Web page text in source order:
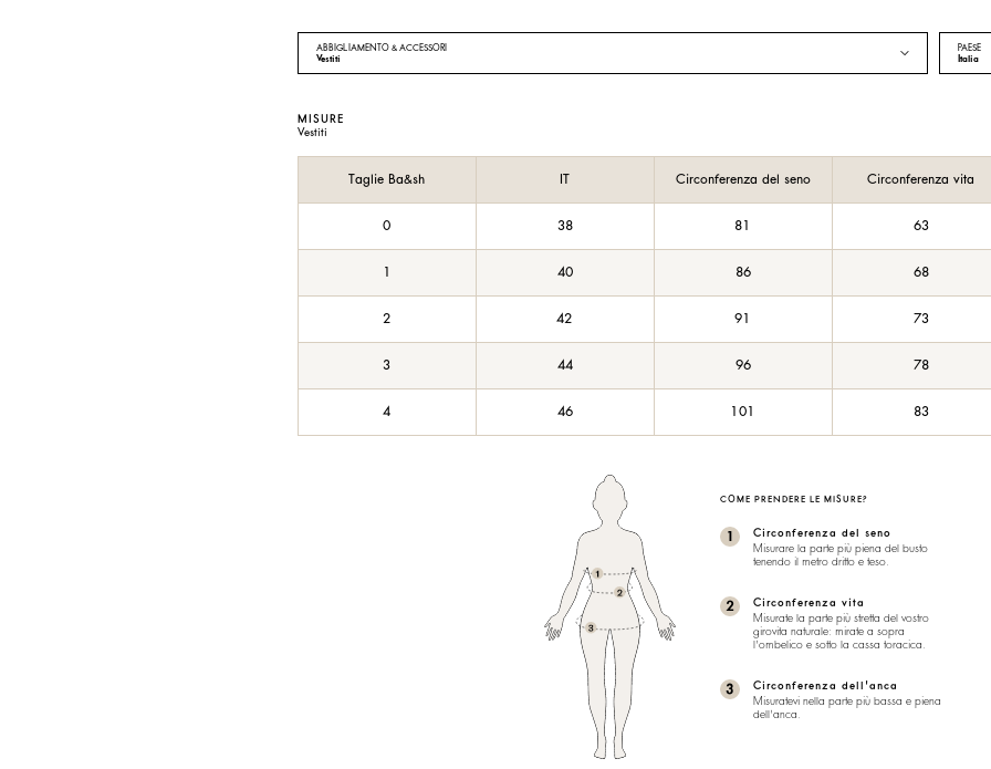
ABBIGLIAMENTO & ACCESSORI
Vestiti
PAESE
Italia
MISURE
Vestiti
Taglie Ba&sh IT Circonferenza del seno Circonferenza vita
0 38 81 63
1 40 86 68
2 42 91 73
3 44 96 78
4 46 101 83
COME PRENDERE LE MISURE?
Circonferenza del seno
Misurare la parte più piena del busto
tenendo il metro dritto e teso.
Circonferenza vita
Misurate la parte più stretta del vostro
girovita naturale: mirate a sopra
l'ombelico e sotto la cassa toracica.
Circonferenza dell'anca
Misuratevi nella parte più bassa e piena
dell'anca.